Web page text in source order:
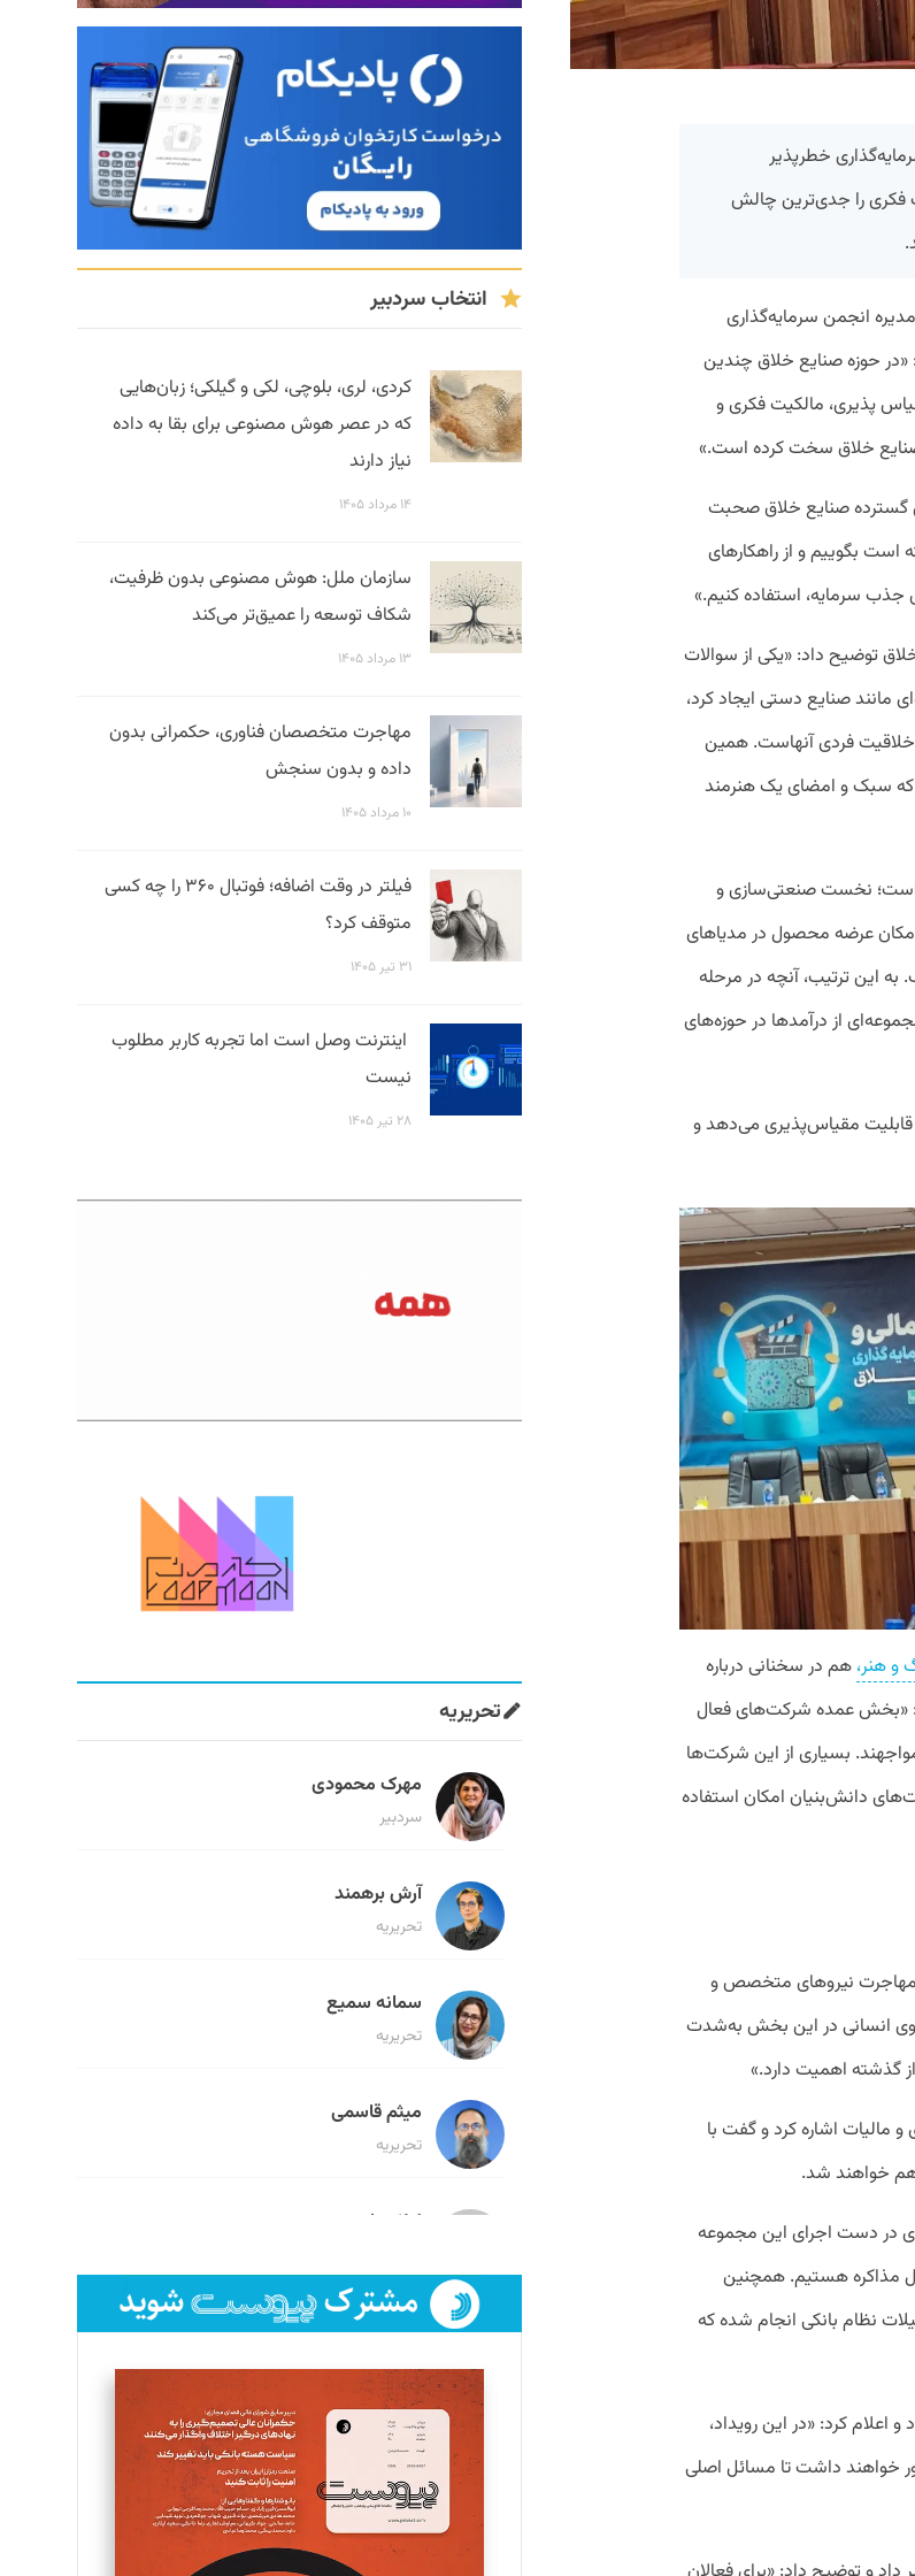
خطرپذیر
فکری را جدی‌ترین چالش‌
انجمن سرمایه‌گذاری
حوزه صنایع خلاق چندین
پذیری، مالکیت فکری و
صنایع خلاق سخت کرده است.»
گسترده صنایع خلاق صحبت
بگوییم و از راهکارهای
سرمایه، استفاده کنیم.»
توضیح داد: «یکی از سوالات
صنایع دستی ایجاد کرد،
فردی آنهاست. همین
سبک و امضای یک هنرمند
است؛ نخست صنعتی‌سازی و
امکان عرضه محصول در مدیاهای
این ترتیب، آنچه در مرحله
از درآمدها در حوزه‌های
قابلیت مقیاس‌پذیری می‌دهد و
و هنر، هم در سخنانی درباره
«بخش عمده شرکت‌های فعال
بسیاری از این شرکت‌ها
دانش‌بنیان امکان استفاده
«مهاجرت نیروهای متخصص و
انسانی در این بخش به‌شدت
اهمیت دارد.»
اشاره کرد و گفت با
خواهند شد.
در دست اجرای این مجموعه
مذاکره هستیم. همچنین
نظام بانکی انجام شده که
در ۲۰ روز آینده خبر داد و اعلام کرد: «در این رویداد،
خواهند داشت تا مسائل اصلی
انتخاب سردبیر
کردی، لری، بلوچی، لکی و گیلکی؛ زبان‌هایی
که در عصر هوش مصنوعی برای بقا به داده
نیاز دارند
۱۴ مرداد ۱۴۰۵
سازمان ملل: هوش مصنوعی بدون ظرفیت،
شکاف توسعه را عمیق‌تر می‌کند
۱۳ مرداد ۱۴۰۵
مهاجرت متخصصان فناوری، حکمرانی بدون
داده و بدون سنجش
۱۰ مرداد ۱۴۰۵
فیلتر در وقت اضافه؛ فوتبال ۳۶۰ را چه کسی
متوقف کرد؟
۳۱ تیر ۱۴۰۵
اینترنت وصل است اما تجربه کاربر مطلوب
نیست
۲۸ تیر ۱۴۰۵
تحریریه
مهرک محمودی
سردبیر
آرش برهمند
تحریریه
سمانه سمیع
تحریریه
میثم قاسمی
تحریریه
لیلا حنارود
فائزه فتحی رستمی
تحریریه
سروش کرمیان
تحریریه
مینا پاکدل